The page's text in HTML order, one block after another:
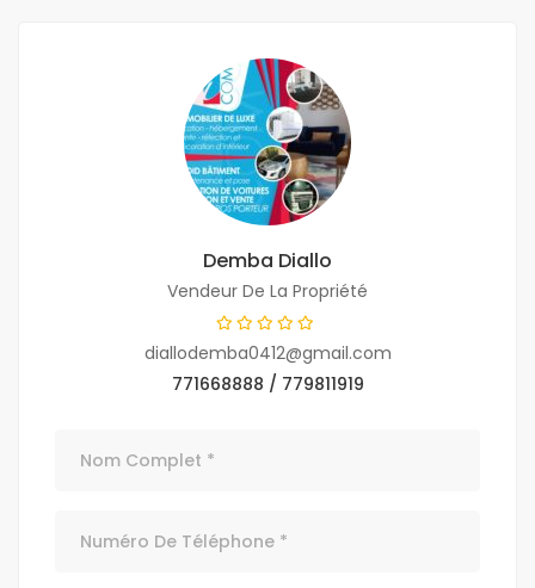
Demba Diallo
Vendeur De La Propriété
diallodemba0412@gmail.com
771668888 / 779811919